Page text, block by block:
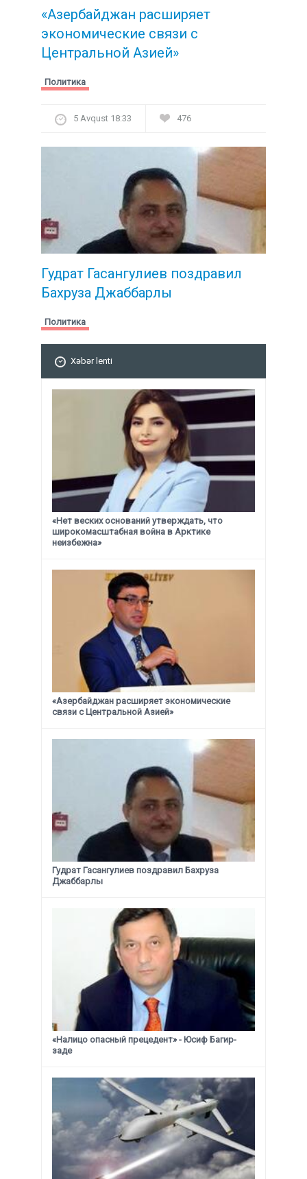
«Азербайджан расширяет
экономические связи с
Центральной Азией»
Политика
5 Avqust 18:33 476
Гудрат Гасангулиев поздравил
Бахруза Джаббарлы
Политика
Xəbər lenti
«Нет веских оснований утверждать, что
широкомасштабная война в Арктике
неизбежна»
«Азербайджан расширяет экономические
связи с Центральной Азией»
Гудрат Гасангулиев поздравил Бахруза
Джаббарлы
«Налицо опасный прецедент» - Юсиф Багир-
заде